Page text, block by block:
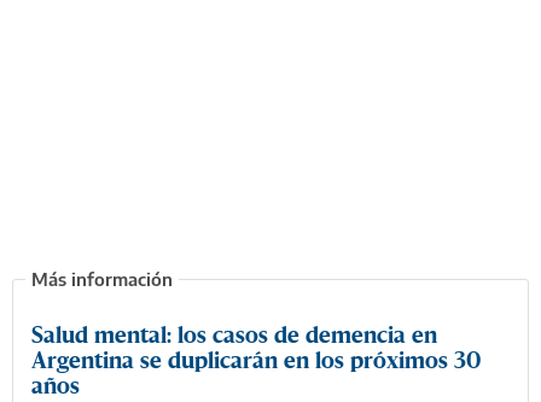
Salud mental: los casos de demencia en
Argentina se duplicarán en los próximos 30
años